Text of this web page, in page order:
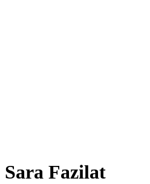
Sara Fazilat